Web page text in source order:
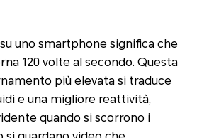
su uno smartphone significa che
120 volte al secondo. Questa
più elevata si traduce
e una migliore reattività,
quando si scorrono i